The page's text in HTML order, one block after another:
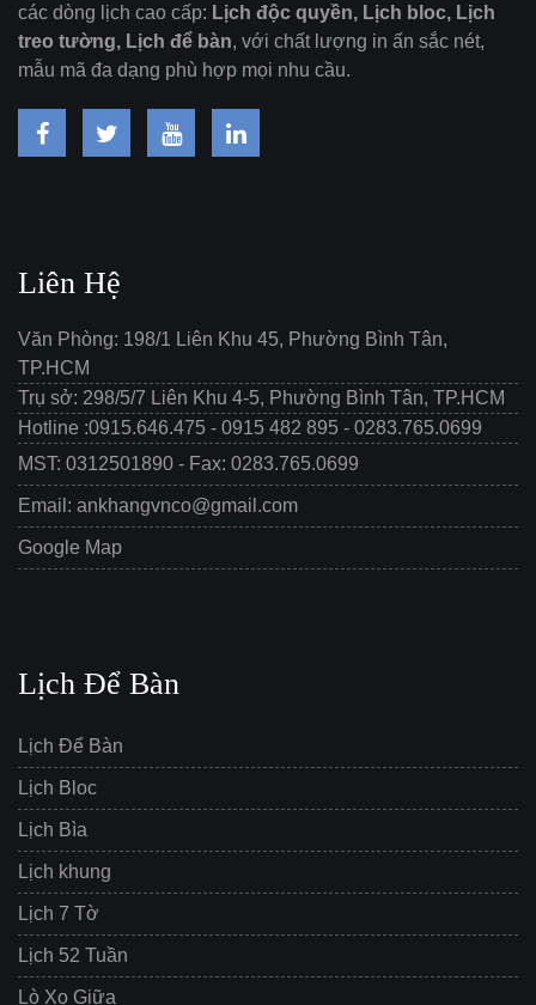
các dòng lịch cao cấp: Lịch độc quyền, Lịch bloc, Lịch
treo tường, Lịch để bàn, với chất lượng in ấn sắc nét,
mẫu mã đa dạng phù hợp mọi nhu cầu.
Liên Hệ
Văn Phòng: 198/1 Liên Khu 45, Phường Bình Tân,
TP.HCM
Trụ sở: 298/5/7 Liên Khu 4-5, Phường Bình Tân, TP.HCM
Hotline :0915.646.475 - 0915 482 895 - 0283.765.0699
MST: 0312501890 - Fax: 0283.765.0699
Email: ankhangvnco@gmail.com
Google Map
Lịch Để Bàn
Lịch Để Bàn
Lịch Bloc
Lịch Bìa
Lịch khung
Lịch 7 Tờ
Lịch 52 Tuần
Lò Xo Giữa